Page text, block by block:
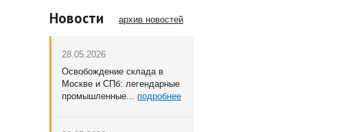
Новости архив новостей
28.05.2026
Освобождение склада в
Москве и СПб: легендарные
промышленные...
подробнее